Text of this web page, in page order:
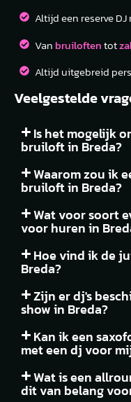
Altijd een reserve DJ
Van bruiloftentot
Altijd uitgebreid
Veelgestelde
Is het mogelijk
bruiloft in Breda?
Waarom zou ik
bruiloft in Breda?
Wat voor soort
voor huren in
Hoe vind ik de
Breda?
Zijn er dj's
show in Breda?
Kan ik een
met een dj voor
Wat is een
dit van belang